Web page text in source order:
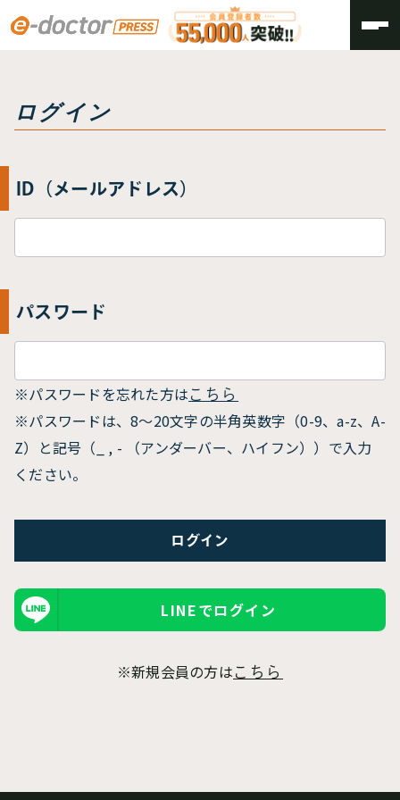
トップ
ログイン
ID（メールアドレス）
パスワード
※パスワードを忘れた方は こちら
※パスワードは、8〜20文字の半角英数字（0-9、a-z、A-
Z）と記号（_ , - （アンダーバー、ハイフン））で入力
ください。
LINEでログイン
※新規会員の方は こちら